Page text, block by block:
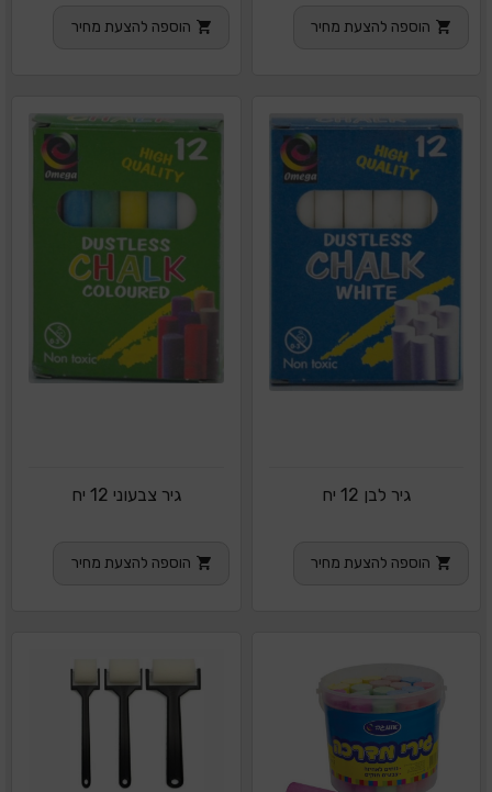
הוספה להצעת מחיר הוספה להצעת מחיר
גיר לבן 12 יח
הוספה להצעת מחיר
גיר צבעוני 12 יח
הוספה להצעת מחיר